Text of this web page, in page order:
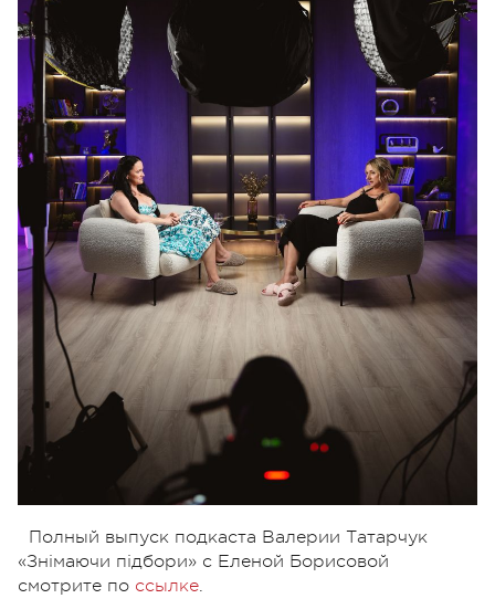
Полный выпуск подкаста Валерии Татарчук
«Знімаючи підбори» с Еленой Борисовой
смотрите по ссылке.